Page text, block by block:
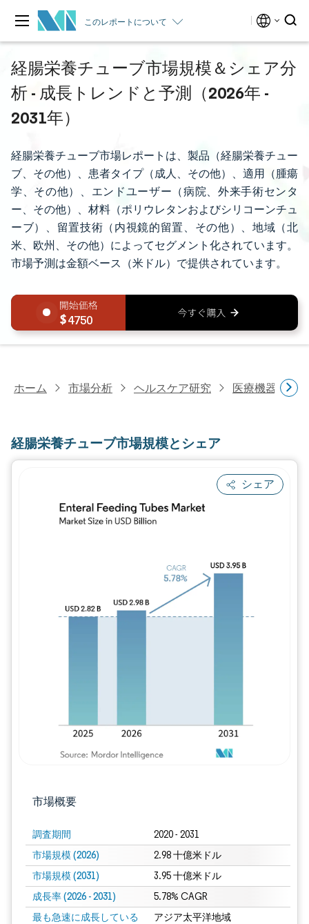
このレポートについて
経腸栄養チューブ市場規模＆シェア分
析 - 成長トレンドと予測（2026年 -
2031年）
経腸栄養チューブ市場レポートは、製品（経腸栄養チュー
ブ、その他）、患者タイプ（成人、その他）、適用（腫瘍
学、その他）、エンドユーザー（病院、外来手術センタ
ー、その他）、材料（ポリウレタンおよびシリコーンチュ
ーブ）、留置技術（内視鏡的留置、その他）、地域（北
米、欧州、その他）によってセグメント化されています。
市場予測は金額ベース（米ドル）で提供されています。
4750
ホーム 市場分析 ヘルスケア研究 医療機器研究
経腸栄養チューブ市場規模とシェア
シェア
市場概要
調査期間 2020 - 2031
市場規模 (2026) 2.98 十億米ドル
市場規模 (2031) 3.95 十億米ドル
成長率 (2026 - 2031) 5.78% CAGR
最も急速に成長している
アジア太平洋地域